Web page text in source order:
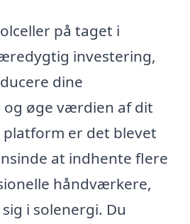
på taget i
investering,
dine
øge værdien af dit
platform er det blevet
at indhente flere
håndværkere,
i solenergi. Du